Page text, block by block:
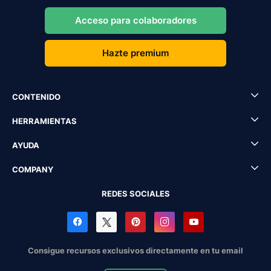
Acceso para colaboradores
Hazte premium
CONTENIDO
HERRAMIENTAS
AYUDA
COMPANY
REDES SOCIALES
Consigue recursos exclusivos directamente en tu email